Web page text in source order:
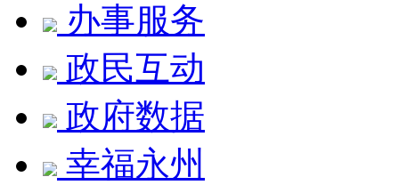
办事服务
政民互动
政府数据
幸福永州